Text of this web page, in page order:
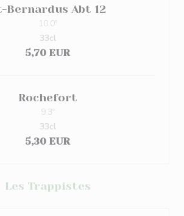
Bernardus Abt 12
10.0º
5,70 EUR
33cl
Rochefort
9.3º
5,30 EUR
33cl
Les Trappistes